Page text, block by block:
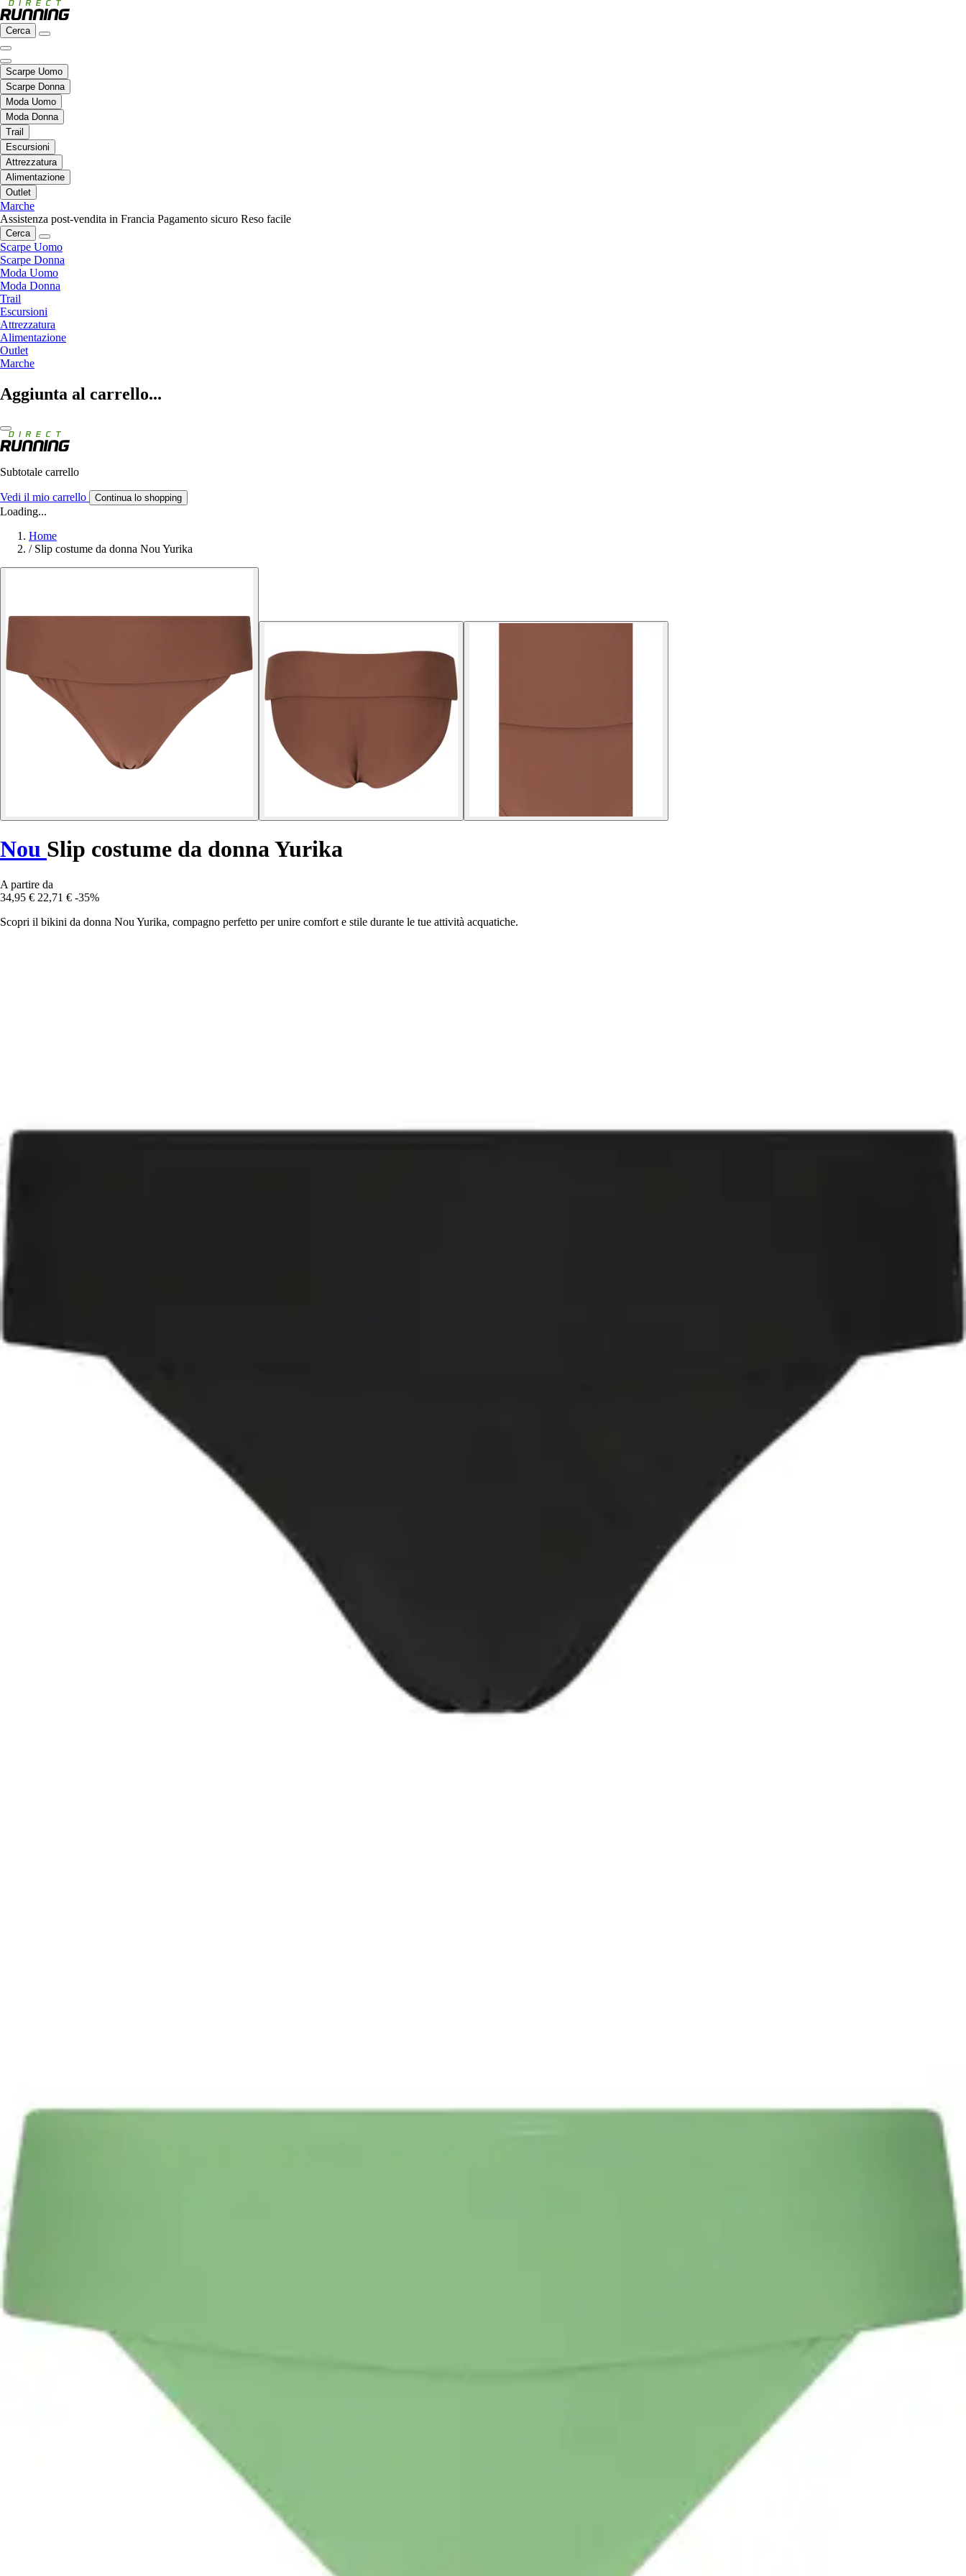
Cerca
Scarpe Uomo
Scarpe Donna
Moda Uomo
Moda Donna
Trail
Escursioni
Attrezzatura
Alimentazione
Outlet
Marche
Assistenza post-vendita in Francia Pagamento sicuro Reso facile
Cerca
Scarpe Uomo
Scarpe Donna
Moda Uomo
Moda Donna
Trail
Escursioni
Attrezzatura
Alimentazione
Outlet
Marche
Aggiunta al carrello...
Subtotale carrello
Vedi il mio carrello Continua lo shopping
Loading...
Home
/ Slip costume da donna Nou Yurika
Nou Slip costume da donna Yurika
A partire da
34,95 € 22,71 € -35%
Scopri il bikini da donna Nou Yurika, compagno perfetto per unire comfort e stile durante le tue attività acquatiche.